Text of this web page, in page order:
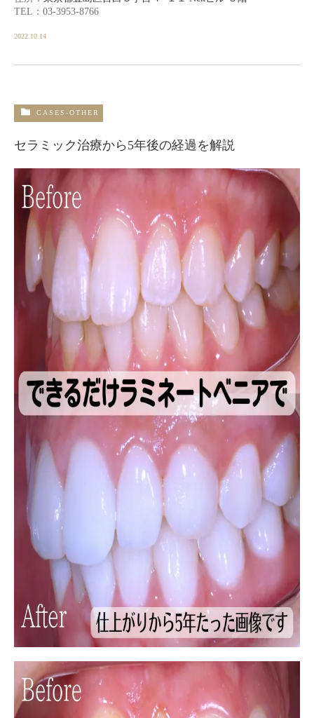
TEL：03-3953-8766
2022.10.14
CASES-OTHER
セラミック治療から5年後の経過を解説